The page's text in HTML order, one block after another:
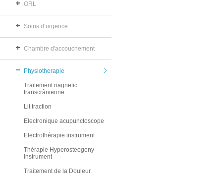
ORL
Soins d’urgence
Chambre d'accouchement
Physiotherapie
Traitement riagnetic
transcrânienne
Lit traction
Electronique acupunctoscope
Electrothérapie instrument
Thérapie Hyperosteogeny
Instrument
Traitement de la Douleur